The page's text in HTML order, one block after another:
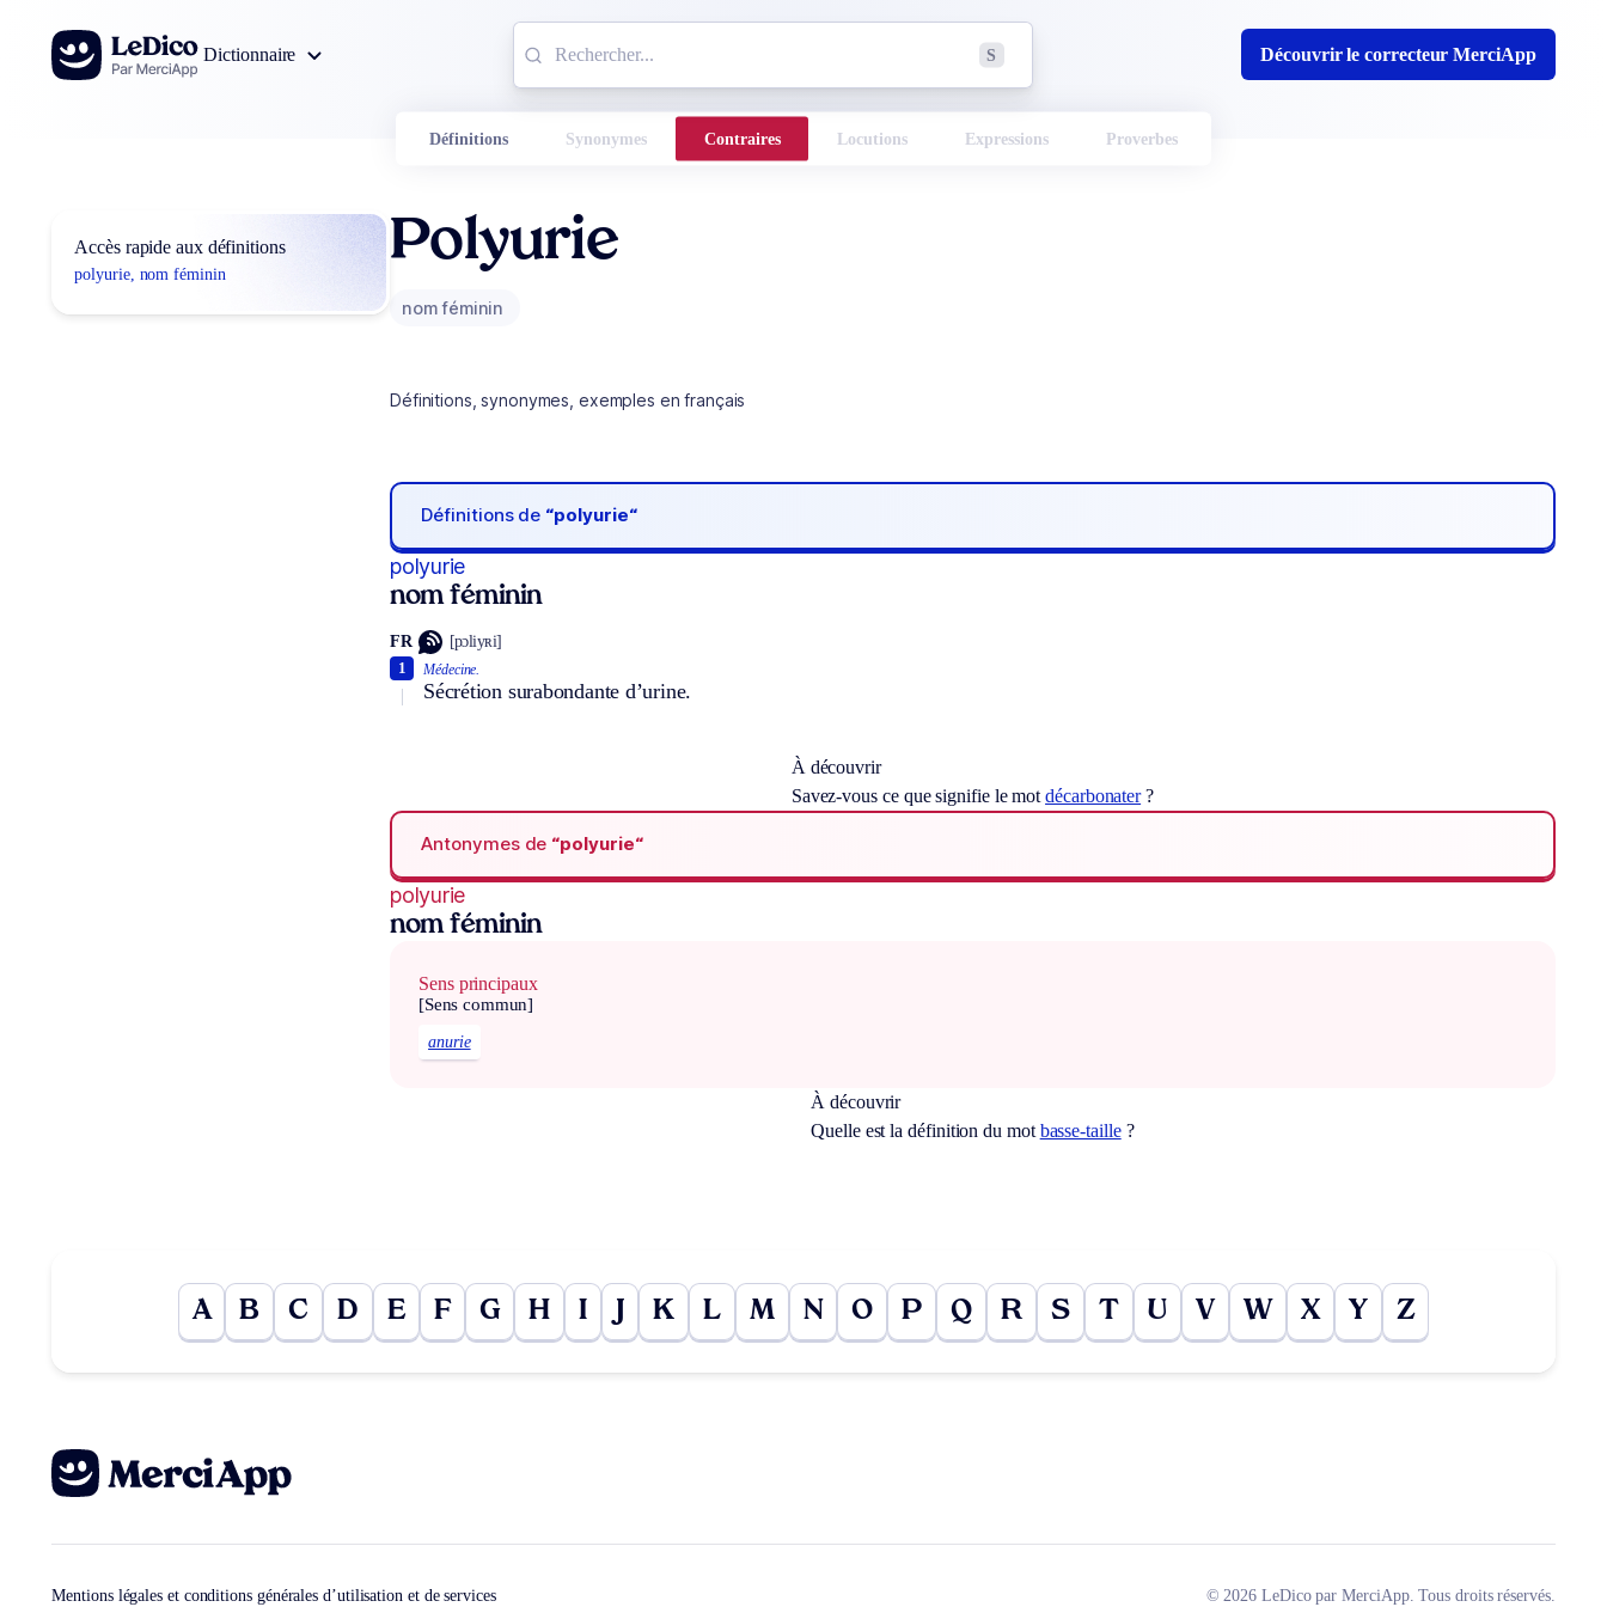
Aller au contenu
Dictionnaire
S Découvrir le correcteur MerciApp
Définitions Synonymes Contraires Locutions Expressions Proverbes
Accès rapide aux définitions
polyurie, nom féminin
Polyurie
nom féminin
Définitions, synonymes, exemples en français
Définitions de “polyurie“
polyurie
nom féminin
FR [pɔliyʀi]
Médecine.
Sécrétion surabondante d’urine.
1
À découvrir
Savez-vous ce que signifie le motdécarbonater?
Antonymes de “polyurie“
polyurie
nom féminin
Sens principaux
[Sens commun]
anurie
À découvrir
Quelle est la définition du mot basse-taille?
A B C D E F G H I J K L M N O P Q R S T U V W X Y Z
Mentions légales et conditions générales d’utilisation et de services © 2026 LeDico par MerciApp. Tous droits réservés.